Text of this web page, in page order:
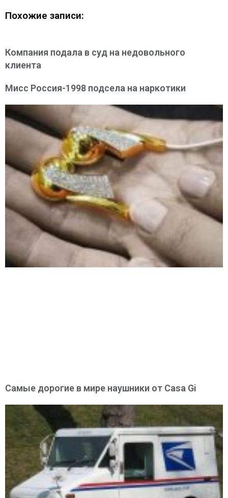
Похожие записи:
Компания подала в суд на недовольного
клиента
Мисс Россия-1998 подсела на наркотики
Самые дорогие в мире наушники от Casa Gi